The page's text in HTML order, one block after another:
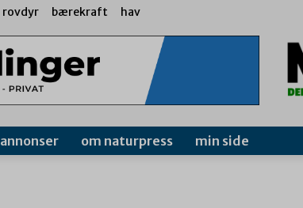
rovdyr bærekraft hav
annonser om naturpress min side